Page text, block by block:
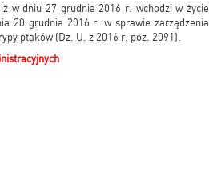
w dniu 27 grudnia 2016 r. wchodzi w życie
20 grudnia 2016 r. w sprawie zarządzenia
ptaków (Dz. U. z 2016 r. poz. 2091).